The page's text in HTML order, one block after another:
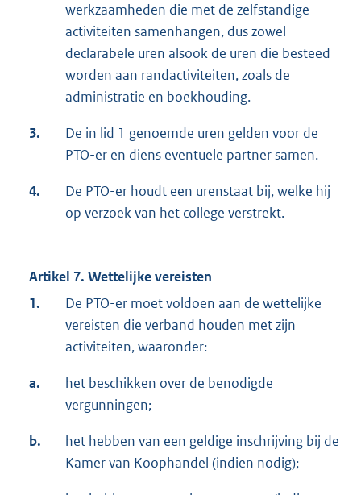
werkzaamheden die met de zelfstandige
activiteiten samenhangen, dus zowel
declarabele uren alsook de uren die besteed
worden aan randactiviteiten, zoals de
administratie en boekhouding.
3.
De in lid 1 genoemde uren gelden voor de
PTO-er en diens eventuele partner samen.
4.
De PTO-er houdt een urenstaat bij, welke hij
op verzoek van het college verstrekt.
Artikel 7. Wettelijke vereisten
1.
De PTO-er moet voldoen aan de wettelijke
vereisten die verband houden met zijn
activiteiten, waaronder:
a.
het beschikken over de benodigde
vergunningen;
b.
het hebben van een geldige inschrijving bij de
Kamer van Koophandel (indien nodig);